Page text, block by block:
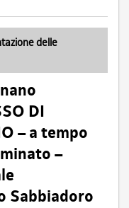
delle
DI
– a tempo
–
Sabbiadoro